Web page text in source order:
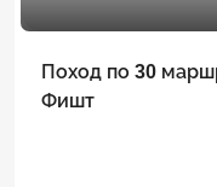
Поход по 30
Фишт